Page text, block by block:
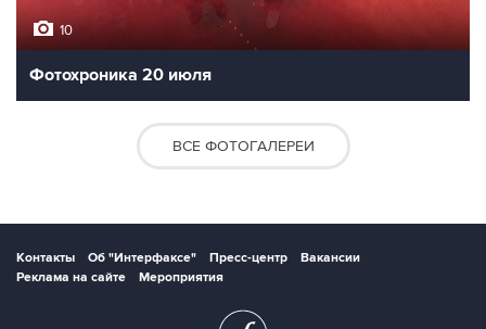
10
Фотохроника 20 июля
ВСЕ ФОТОГАЛЕРЕИ
Контакты Об "Интерфаксе" Пресс-центр
Вакансии
Реклама на сайте
Мероприятия